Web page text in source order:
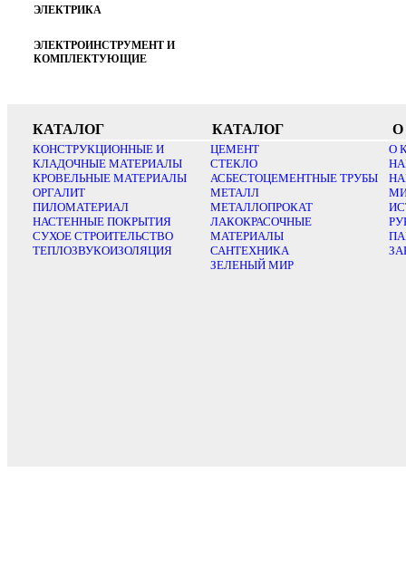
ЭЛЕКТРИКА
ЭЛЕКТРОИНСТРУМЕНТ И
КОМПЛЕКТУЮЩИЕ
КАТАЛОГ КАТАЛОГ О
КОНСТРУКЦИОННЫЕ И
КЛАДОЧНЫЕ МАТЕРИАЛЫ
КРОВЕЛЬНЫЕ МАТЕРИАЛЫ
ОРГАЛИТ
ПИЛОМАТЕРИАЛ
НАСТЕННЫЕ ПОКРЫТИЯ
СУХОЕ СТРОИТЕЛЬСТВО
ТЕПЛОЗВУКОИЗОЛЯЦИЯ
ЦЕМЕНТ
СТЕКЛО
АСБЕСТОЦЕМЕНТНЫЕ ТРУБЫ
МЕТАЛЛ
МЕТАЛЛОПРОКАТ
ЛАКОКРАСОЧНЫЕ
МАТЕРИАЛЫ
САНТЕХНИКА
ЗЕЛЕНЫЙ МИР
О